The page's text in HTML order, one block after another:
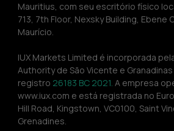
Mauritius, com seu escritório físico
713, 7th Floor, Nexsky Building, Ebene
Maurício.
IUX Markets Limited é incorporada
Authority de São Vicente e
registro 26183 BC 2021. A empresa
www.iux.com e está registrada no
Hill Road, Kingstown, VC0100, Saint
Grenadines.